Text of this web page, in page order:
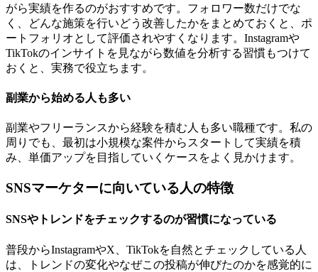
がら実績を作るのがおすすめです。フォロワー数だけでな
く、どんな施策を行いどう改善したかをまとめておくと、ポ
ートフォリオとして評価されやすくなります。Instagramや
TikTokのインサイトを見ながら数値を分析する習慣もつけて
おくと、実務で役立ちます。
副業から始める人も多い
副業やフリーランスから経験を積む人も多い職種です。私の
周りでも、最初は小規模な案件からスタートして実績を積
み、単価アップを目指していくケースをよく見かけます。
SNSマーケターに向いている人の特徴
SNSやトレンドをチェックするのが習慣になっている
普段からInstagramやX、TikTokを自然とチェックしている人
は、トレンドの変化やなぜこの投稿が伸びたのかを感覚的に